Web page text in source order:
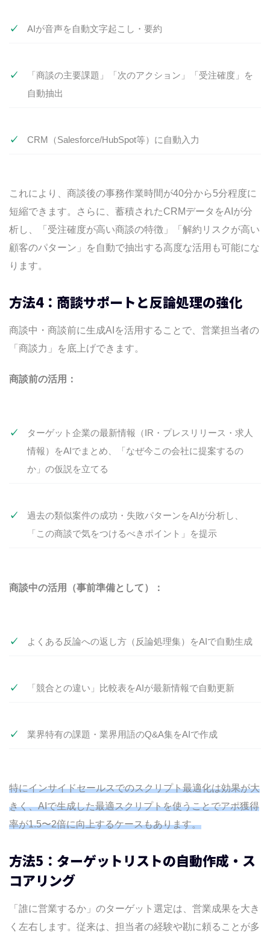
AIが音声を自動文字起こし・要約
「商談の主要課題」「次のアクション」「受注確度」を
自動抽出
CRM（Salesforce/HubSpot等）に自動入力
これにより、商談後の事務作業時間が40分から5分程度に
短縮できます。さらに、蓄積されたCRMデータをAIが分
析し、「受注確度が高い商談の特徴」「解約リスクが高い
顧客のパターン」を自動で抽出する高度な活用も可能にな
ります。
方法4：商談サポートと反論処理の強化
商談中・商談前に生成AIを活用することで、営業担当者の
「商談力」を底上げできます。
商談前の活用：
ターゲット企業の最新情報（IR・プレスリリース・求人
情報）をAIでまとめ、「なぜ今この会社に提案するの
か」の仮説を立てる
過去の類似案件の成功・失敗パターンをAIが分析し、
「この商談で気をつけるべきポイント」を提示
商談中の活用（事前準備として）：
よくある反論への返し方（反論処理集）をAIで自動生成
「競合との違い」比較表をAIが最新情報で自動更新
業界特有の課題・業界用語のQ&A集をAIで作成
特にインサイドセールスでのスクリプト最適化は効果が大
きく、AIで生成した最適スクリプトを使うことでアポ獲得
率が1.5〜2倍に向上するケースもあります。
方法5：ターゲットリストの自動作成・ス
コアリング
「誰に営業するか」のターゲット選定は、営業成果を大き
く左右します。従来は、担当者の経験や勘に頼ることが多